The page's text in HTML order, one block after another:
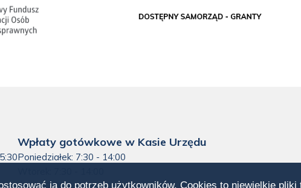
Wpłaty gotówkowe w Kasie Urzędu
Poniedziałek: 7:30 - 14:00
Środa: 7:30 - 14:00
ją do potrzeb użytkowników. Cookies to niewielkie